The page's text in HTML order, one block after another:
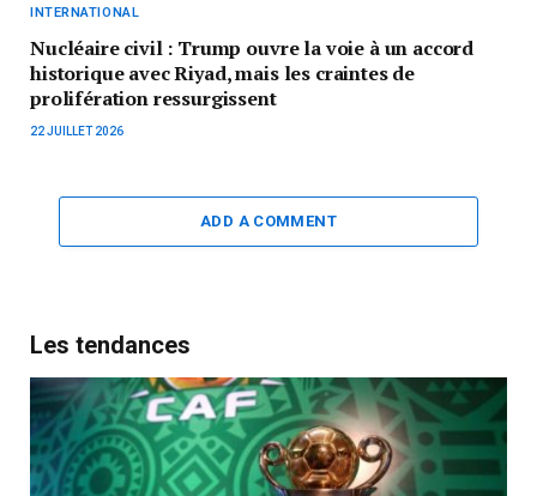
INTERNATIONAL
Nucléaire civil : Trump ouvre la voie à un accord
historique avec Riyad, mais les craintes de
prolifération ressurgissent
22 JUILLET 2026
ADD A COMMENT
Les tendances